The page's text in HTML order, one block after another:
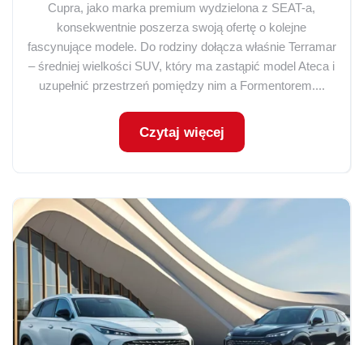
Cupra, jako marka premium wydzielona z SEAT-a,
konsekwentnie poszerza swoją ofertę o kolejne
fascynujące modele. Do rodziny dołącza właśnie Terramar
– średniej wielkości SUV, który ma zastąpić model Ateca i
uzupełnić przestrzeń pomiędzy nim a Formentorem....
Czytaj więcej